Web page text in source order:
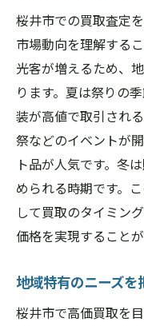
桜井市での買取査定
市場動向を理解する
光客が増えるため、
ります。夏は祭りの
装が高値で取引され
祭などのイベントが
ト品が人気です。冬
められる時期です。
して買取のタイミン
価格を実現することが
地域特有のニーズを
桜井市で高価買取を